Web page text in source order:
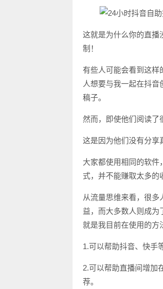
这就是为什么你的直播
制！
有些人可能会看到这样
人想要与我一起在抖
稿子。
然而，即使他们阅读了
这是因为他们没有分
大家都使用相同的软件
式，并不能赚取太多的
从流量思维来看，很
益，而大多数人则成为
就是我目前在使用的方
1.可以帮助抖音、快手
2.可以帮助直播间增加
荐。